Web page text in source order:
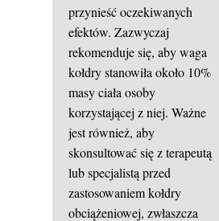
przynieść oczekiwanych
efektów. Zazwyczaj
rekomenduje się, aby waga
kołdry stanowiła około 10%
masy ciała osoby
korzystającej z niej. Ważne
jest również, aby
skonsultować się z terapeutą
lub specjalistą przed
zastosowaniem kołdry
obciążeniowej, zwłaszcza